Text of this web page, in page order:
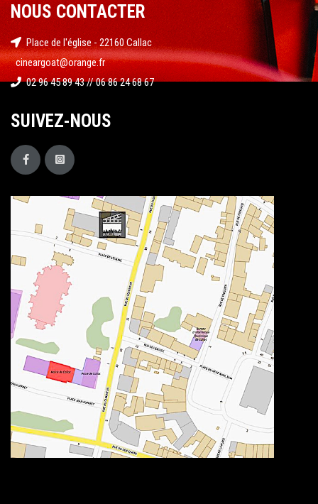
NOUS CONTACTER
Place de l'église - 22160 Callac
cineargoat@orange.fr
02 96 45 89 43 // 06 86 24 68 67
SUIVEZ-NOUS